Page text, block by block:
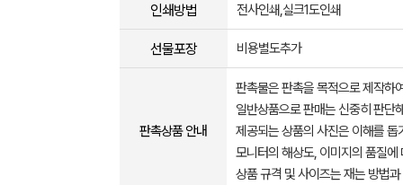
인쇄방법 전사인쇄,실크1도인쇄
선물포장 비용별도추가
판촉상품 안내
판촉물은 판촉을 목적으로 제작하
일반상품으로 판매는 신중히 판단
제공되는 상품의 사진은 이해를
모니터의 해상도, 이미지의 품질
상품 규격 및 사이즈는 재는 방법